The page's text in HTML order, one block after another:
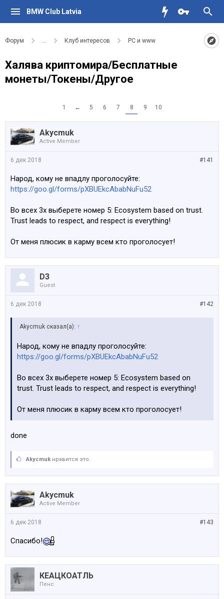
BMW Club Latvia
Форум ... Клуб интересов PC и www
Халява криптомира/Бесплатные
монеты/Токены/Другое
1 ← 5 6 7 8 9 10
Akycmuk
Active Member
#141
6 дек 2018
Народ, кому не впадлу проголосуйте:
https://goo.gl/forms/pXBUEkcAbabNuFu52
Во всех 3х выберете номер 5: Ecosystem based on trust.
Trust leads to respect, and respect is everything!
От меня плюсик в карму всем кто проголосует!
D3
Guest
#142
6 дек 2018
Akycmuk сказал(а): ↑
Народ, кому не впадлу проголосуйте:
https://goo.gl/forms/pXBUEkcAbabNuFu52
Во всех 3х выберете номер 5: Ecosystem based on
trust. Trust leads to respect, and respect is everything!
От меня плюсик в карму всем кто проголосует!
done
Akycmuk нравится это.
Akycmuk
Active Member
#143
6 дек 2018
Спасибо!
КЕАЦКОАТЛЬ
Пенс